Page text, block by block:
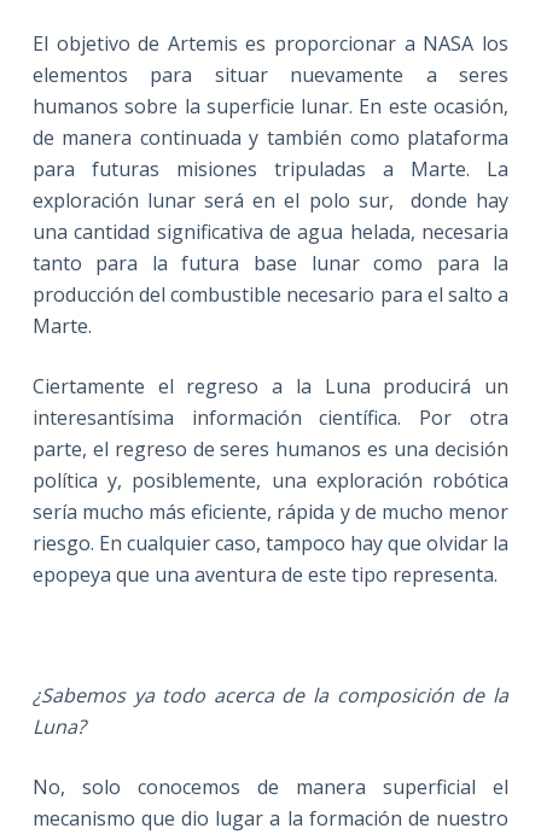
El objetivo de Artemis es proporcionar a NASA los
elementos para situar nuevamente a seres
humanos sobre la superficie lunar. En este ocasión,
de manera continuada y también como plataforma
para futuras misiones tripuladas a Marte. La
exploración lunar será en el polo sur, donde hay
una cantidad significativa de agua helada, necesaria
tanto para la futura base lunar como para la
producción del combustible necesario para el salto a
Marte.
Ciertamente el regreso a la Luna producirá un
interesantísima información científica. Por otra
parte, el regreso de seres humanos es una decisión
política y, posiblemente, una exploración robótica
sería mucho más eficiente, rápida y de mucho menor
riesgo. En cualquier caso, tampoco hay que olvidar la
epopeya que una aventura de este tipo representa.
¿Sabemos ya todo acerca de la composición de la
Luna?
No, solo conocemos de manera superficial el
mecanismo que dio lugar a la formación de nuestro